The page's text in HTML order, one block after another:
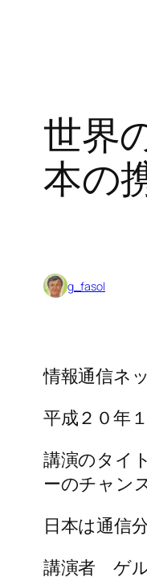
世界
本の
g_fasol
情報通信ネ
平成２０年
講演のタイ
ーのチャン
日本は通信
講演者 ゲ